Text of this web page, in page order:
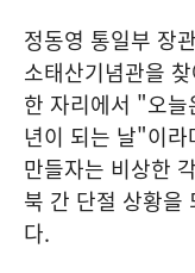
정동영 통일부 장
소태산기념관을
한 자리에서 "오
년이 되는 날"이
만들자는 비상한
북 간 단절 상황을
다.